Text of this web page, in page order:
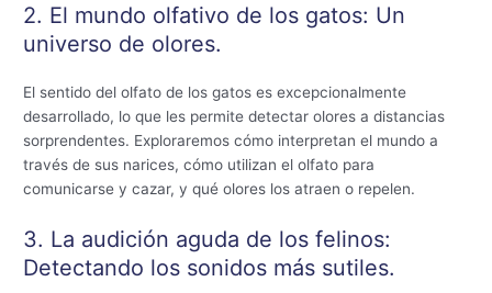
2. El mundo olfativo de los gatos: Un
universo de olores.
El sentido del olfato de los gatos es excepcionalmente
desarrollado, lo que les permite detectar olores a distancias
sorprendentes. Exploraremos cómo interpretan el mundo a
través de sus narices, cómo utilizan el olfato para
comunicarse y cazar, y qué olores los atraen o repelen.
3. La audición aguda de los felinos:
Detectando los sonidos más sutiles.